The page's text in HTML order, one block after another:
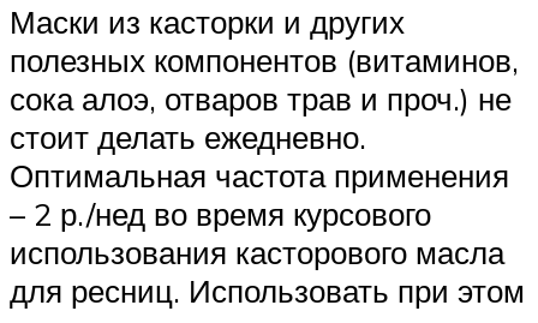
Маски из касторки и других
полезных компонентов (витаминов,
сока алоэ, отваров трав и проч.) не
стоит делать ежедневно.
Оптимальная частота применения
– 2 р./нед во время курсового
использования касторового масла
для ресниц. Использовать при этом